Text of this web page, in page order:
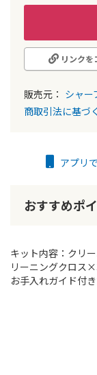
リンクを
販売元： シャー
商取引法に基づ
アプリ
おすすめポ
キット内容：クリ
リーニングクロス
お手入れガイド付